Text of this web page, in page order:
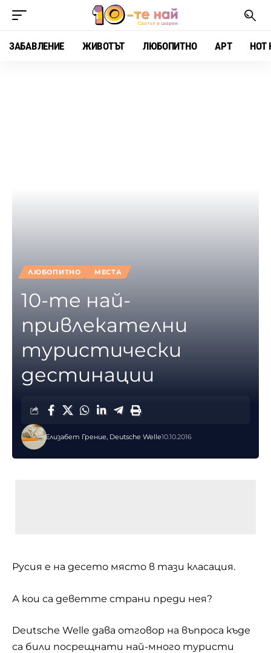
ЗАБАВЛЕНИЕ ЖИВОТЪТ ЛЮБОПИТНО АРТ HOT
ЛЮБОПИТНО МЕСТА
10-те най-
привлекателни
туристически
дестинации
Елизабет Грение, Deutsche Welle10.10.2016
Русия е на десето място в тази класация.
А кои са деветте страни преди нея?
Deutsche Welle дава отговор на въпроса къде
са били посрещнати най-много туристи